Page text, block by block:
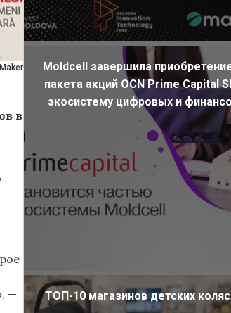
в
—
Moldcell завершила
пакета акций OCN Prime Capital
экосистему цифровых и
ТОП-10 магазинов детских